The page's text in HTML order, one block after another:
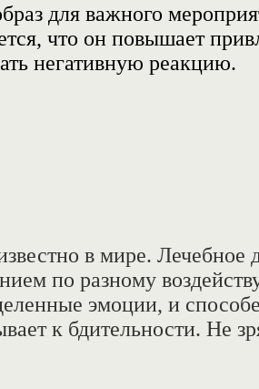
для важного
что он повышает
негативную реакцию.
в мире.
по разному
эмоции, и
к бдительности. Не